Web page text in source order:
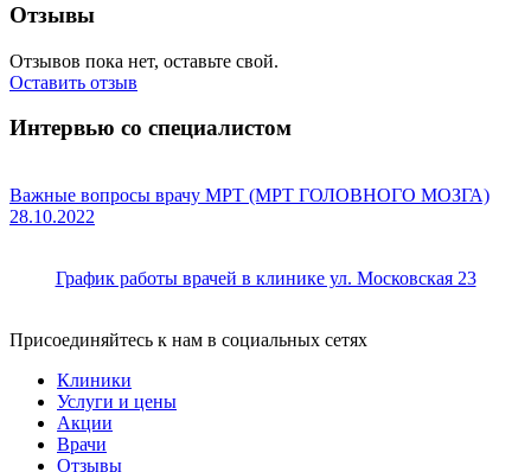
Отзывы
Отзывов пока нет, оставьте свой.
Оставить отзыв
Интервью со специалистом
Важные вопросы врачу МРТ (МРТ ГОЛОВНОГО МОЗГА)
28.10.2022
График работы врачей в клинике ул. Московская 23
Присоединяйтесь к нам в социальных сетях
Клиники
Услуги и цены
Акции
Врачи
Отзывы